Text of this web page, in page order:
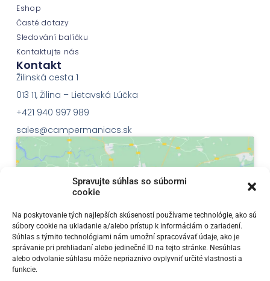
Spravujte súhlas so súbormi
cookie
Na poskytovanie tých najlepších skúseností používame technológie, ako sú
súbory cookie na ukladanie a/alebo prístup k informáciám o zariadení.
Súhlas s týmito technológiami nám umožní spracovávať údaje, ako je
správanie pri prehliadaní alebo jedinečné ID na tejto stránke. Nesúhlas
alebo odvolanie súhlasu môže nepriaznivo ovplyvniť určité vlastnosti a
funkcie.
Eshop
Časté dotazy
Sledování balíčku
Kontaktujte nás
Kontakt
Žilinská cesta 1
013 11, Žilina – Lietavská Lúčka
+421 940 997 989
sales@campermaniacs.sk
Klepnutím přijměte marketingové soubory
cookie a povolte tento obsah